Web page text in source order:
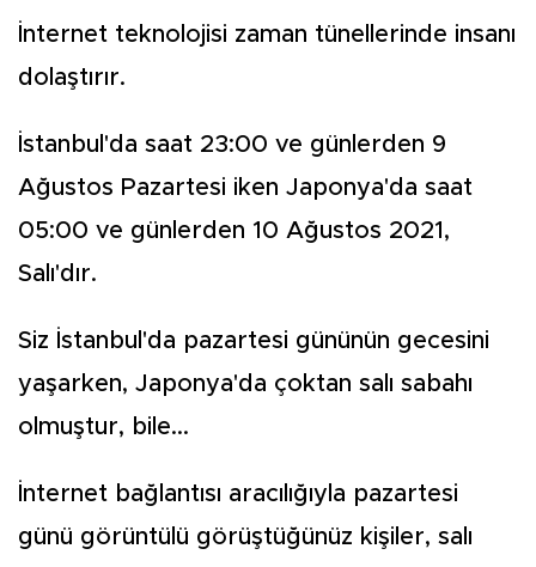
İnternet teknolojisi zaman tünellerinde insanı
dolaştırır.
İstanbul'da saat 23:00 ve günlerden 9
Ağustos Pazartesi iken Japonya'da saat
05:00 ve günlerden 10 Ağustos 2021,
Salı'dır.
Siz İstanbul'da pazartesi gününün gecesini
yaşarken, Japonya'da çoktan salı sabahı
olmuştur, bile...
İnternet bağlantısı aracılığıyla pazartesi
günü görüntülü görüştüğünüz kişiler, salı